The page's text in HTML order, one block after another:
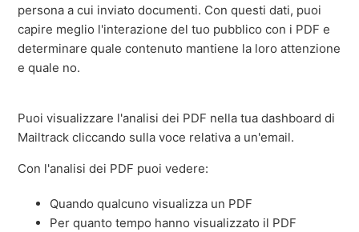
persona a cui inviato documenti. Con questi dati, puoi
capire meglio l'interazione del tuo pubblico con i PDF e
determinare quale contenuto mantiene la loro attenzione
e quale no.
Puoi visualizzare l'analisi dei PDF nella tua dashboard di
Mailtrack cliccando sulla voce relativa a un'email.
Con l'analisi dei PDF puoi vedere:
Quando qualcuno visualizza un PDF
Per quanto tempo hanno visualizzato il PDF